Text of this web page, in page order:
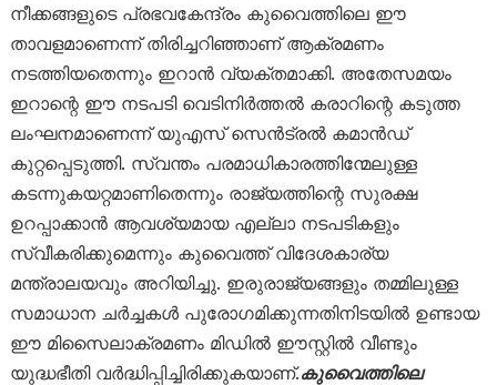
നീക്കങ്ങളുടെ പ്രഭവകേന്ദ്രം കുവൈത്തിലെ ഈ
താവളമാണെന്ന് തിരിച്ചറിഞ്ഞാണ് ആക്രമണം
നടത്തിയതെന്നും ഇറാൻ വ്യക്തമാക്കി. അതേസമയം
ഇറാന്റെ ഈ നടപടി വെടിനിർത്തൽ കരാറിന്റെ കടുത്ത
ലംഘനമാണെന്ന് യുഎസ് സെൻട്രൽ കമാൻഡ്
കുറ്റപ്പെടുത്തി. സ്വന്തം പരമാധികാരത്തിന്മേലുള്ള
കടന്നുകയറ്റമാണിതെന്നും രാജ്യത്തിന്റെ സുരക്ഷ
ഉറപ്പാക്കാൻ ആവശ്യമായ എല്ലാ നടപടികളും
സ്വീകരിക്കുമെന്നും കുവൈത്ത് വിദേശകാര്യ
മന്ത്രാലയവും അറിയിച്ചു. ഇരുരാജ്യങ്ങളും തമ്മിലുള്ള
സമാധാന ചർച്ചകൾ പുരോഗമിക്കുന്നതിനിടയിൽ ഉണ്ടായ
ഈ മിസൈലാക്രമണം മിഡിൽ ഈസ്റ്റിൽ വീണ്ടും
യുദ്ധഭീതി വർദ്ധിപ്പിച്ചിരിക്കുകയാണ്.കുവൈത്തിലെ